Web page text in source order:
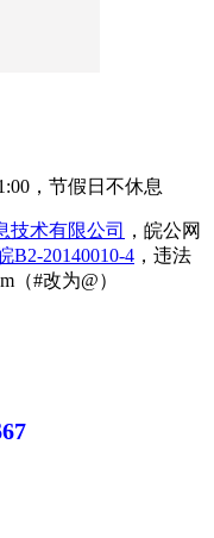
，节假日不休息
技术有限公司
，皖公网
B2-20140010-4 ，违法
（#改为@）